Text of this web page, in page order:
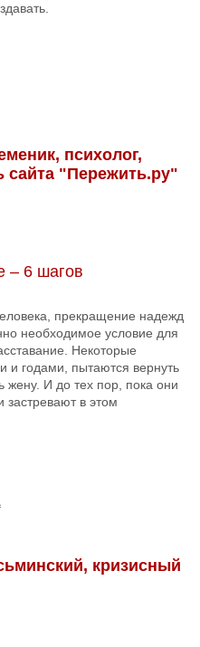
психолог,
сайта "Пережить.ру"
– 6 шагов
прекращение надежд
необходимое условие для
Некоторые
и годами, пытаются вернуть
жену. И до тех пор, пока они
в этом
кризисный